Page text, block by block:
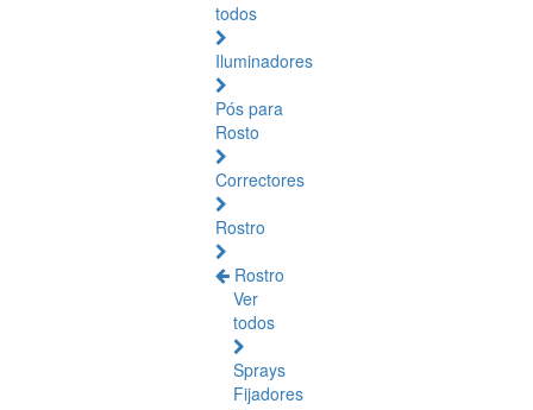
todos
Iluminadores
Pós para
Rosto
Correctores
Rostro
Rostro
Ver
todos
Sprays
Fijadores